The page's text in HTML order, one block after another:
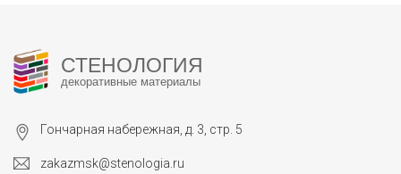
СТЕНОЛОГИЯ
декоративные материалы
Гончарная набережная, д. 3, стр. 5
zakazmsk@stenologia.ru